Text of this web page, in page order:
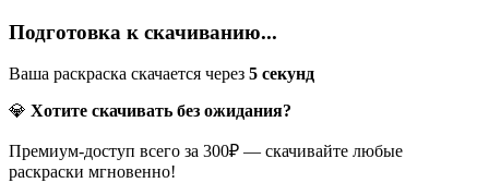
Подготовка к скачиванию...
Ваша раскраска скачается через 5 секунд
💎 Хотите скачивать без ожидания?
Премиум-доступ всего за 300₽ — скачивайте любые
раскраски мгновенно!